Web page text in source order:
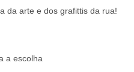
da arte e dos grafittis da rua!
a escolha